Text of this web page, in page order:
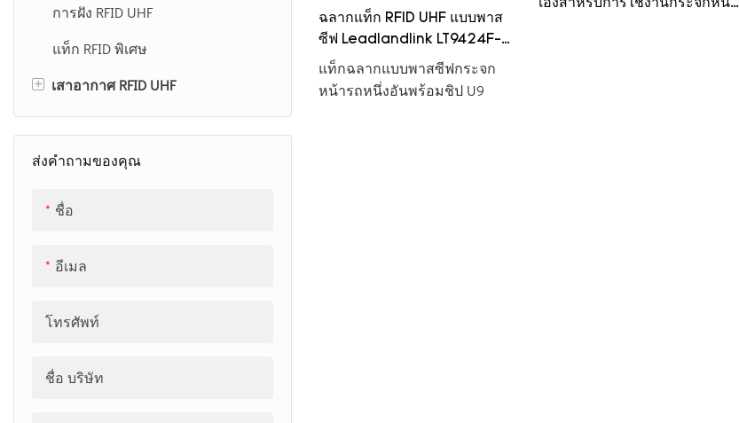
เครื่องอ่าน RFID เอ็นเอฟซี
การฝัง RFID UHF
แท็ก RFID พิเศษ
+ เสาอากาศ RFID UHF
เสาอากาศ RFID 12dBi UHF
เสาอากาศ RFID 8dBi UHF
ส่งคำถามของคุณ
ชื่อ
อีเมล
โทรศัพท์
ชื่อ บริษัท
ฉลากแท็ก RFID UHF แบบพาส
ซีฟ Leadlandlink LT9424F-
U9
แท็กฉลากแบบพาสซีฟกระจก
หน้ารถหนึ่งอันพร้อมชิป U9
เองสำหรับการใช้งานกระจกหน้า